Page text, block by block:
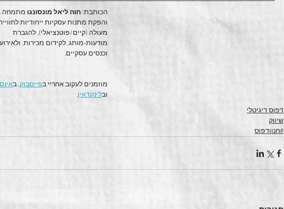
הכותבת: חוה ליאל מונסונגו מתמחה
והפקת מתנות עסקיות ייחודיות
מעולה (קיים/פוטנציאלי), להגברת
מודעות-מותג, לקידום מכירות,
וכנסים עסקיים.
מוזמנים לעקוב אחריי בפייסבוק, ב
ובלינקדאין.
דפוס דיגיטלי
שיווק
#חנוןדפוס